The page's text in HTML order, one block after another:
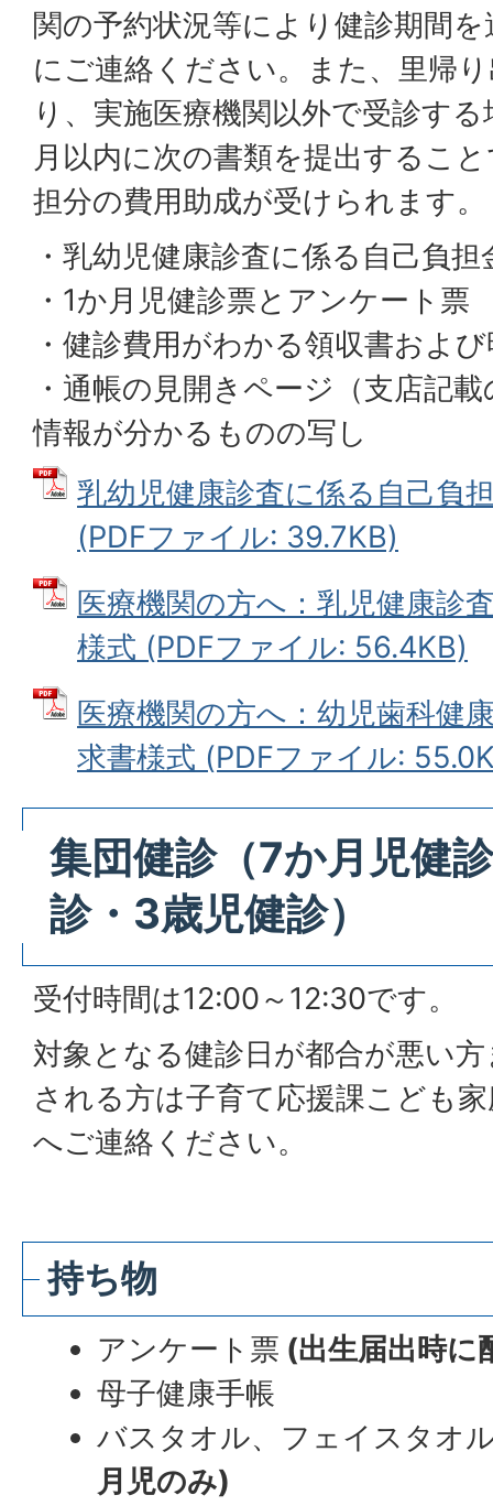
関の予約状況等により健診期間
にご連絡ください。また、里帰
り、実施医療機関以外で受診す
月以内に次の書類を提出するこ
担分の費用助成が受けられます。
・乳幼児健康診査に係る自己負
・1か月児健診票とアンケート票
・健診費用がわかる領収書およ
・通帳の見開きページ（支店記
情報が分かるものの写し
乳幼児健康診査に係る自己負
(PDFファイル: 39.7KB)
医療機関の方へ：乳児健康診
様式 (PDFファイル: 56.4KB)
医療機関の方へ：幼児歯科健
求書様式 (PDFファイル:
集団健診（7か月児健
診・3歳児健診）
受付時間は12:00～12:30です。
対象となる健診日が都合が悪い
される方は子育て応援課こども
へご連絡ください。
持ち物
アンケート票 (出生届出時に
母子健康手帳
バスタオル、フェイスタオ
月児のみ)